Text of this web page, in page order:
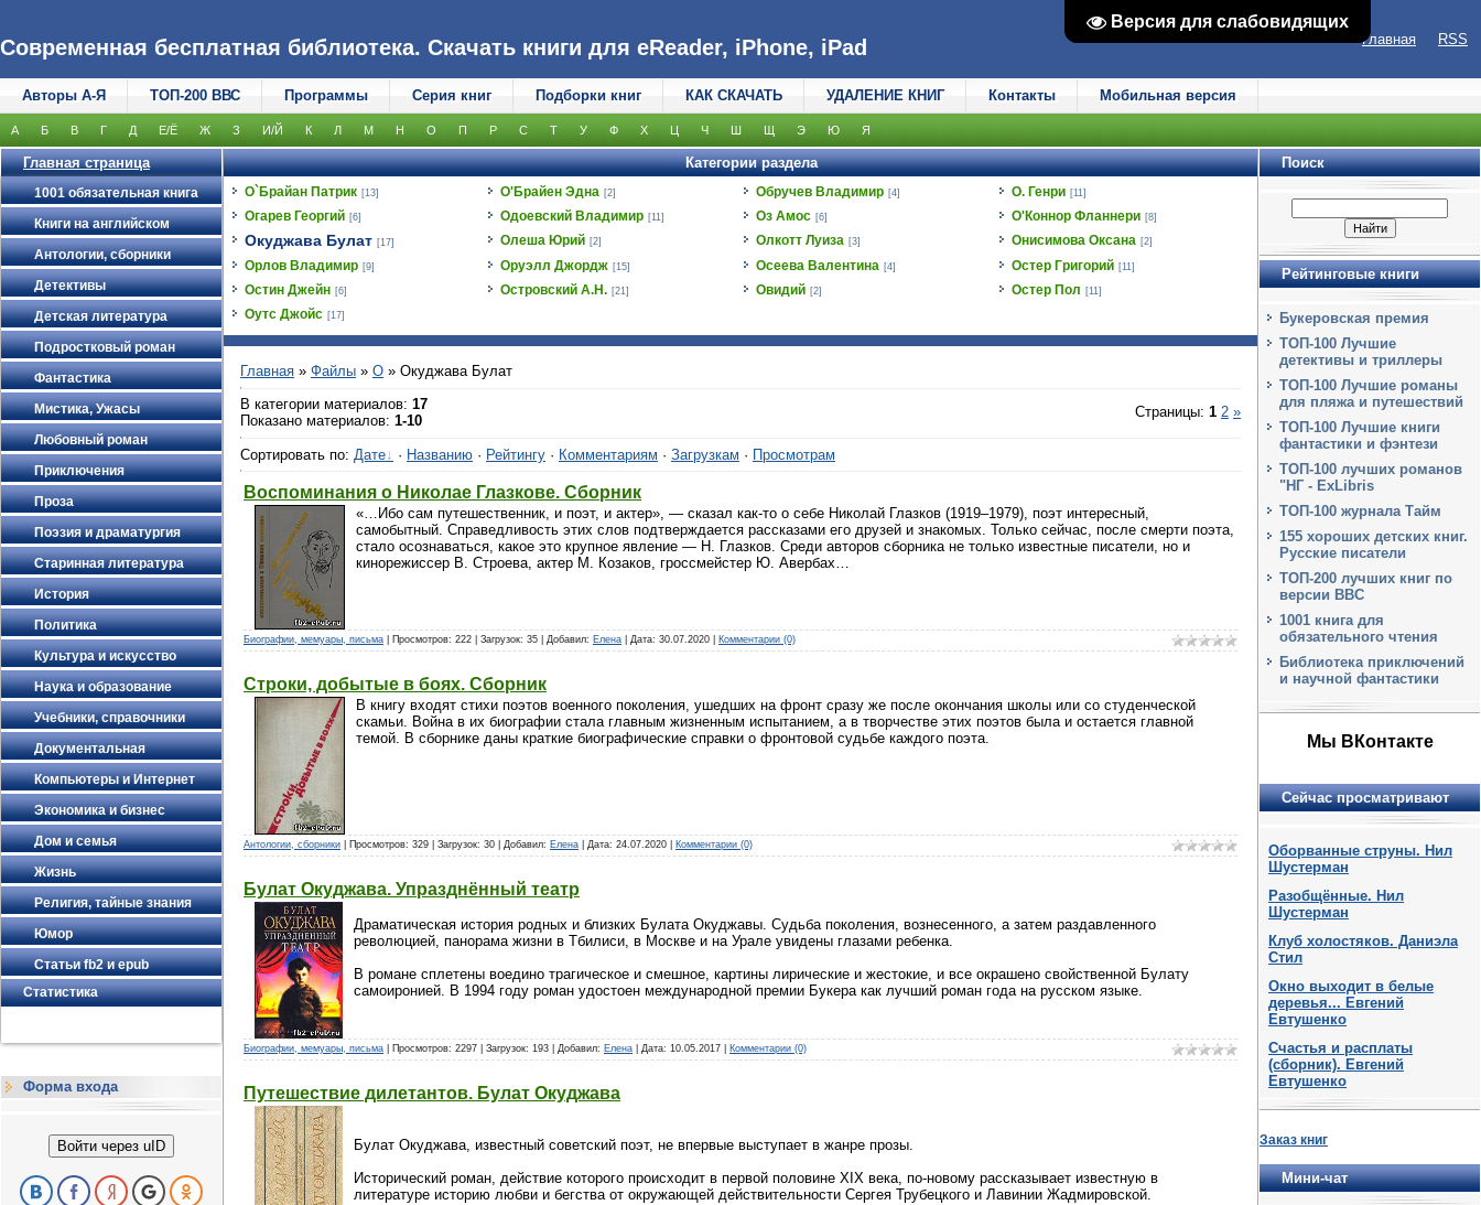
Версия для слабовидящих
Версия для слабовидящих
Современная бесплатная библиотека. Скачать книги для eReader, iPhone, iPad Главная RSS
Авторы А-Я ТОП-200 ВВС Программы Серия книг Подборки книг КАК СКАЧАТЬ УДАЛЕНИЕ КНИГ Контакты Мобильная версия
А Б В Г Д Е/Ё Ж З И/Й К Л М Н О П Р С Т У Ф Х Ц Ч Ш Щ Э Ю Я
Главная страница
1001 обязательная книга
Книги на английском
Антологии, сборники
Детективы
Детская литература
Подростковый роман
Фантастика
Мистика, Ужасы
Любовный роман
Приключения
Проза
Поэзия и драматургия
Старинная литература
История
Политика
Культура и искусство
Наука и образование
Учебники, справочники
Документальная
Компьютеры и Интернет
Экономика и бизнес
Дом и семья
Жизнь
Религия, тайные знания
Юмор
Статьи fb2 и epub
Статистика
Форма входа
Войти через uID
Категории раздела
О`Брайан Патрик [13] О'Брайен Эдна [2] Обручев Владимир [4] О. Генри [11]
Огарев Георгий [6] Одоевский Владимир [11] Оз Амос [6] О'Коннор Фланнери [8]
Окуджава Булат [17] Олеша Юрий [2] Олкотт Луиза [3] Онисимова Оксана [2]
Орлов Владимир [9] Оруэлл Джордж [15] Осеева Валентина [4] Остер Григорий [11]
Остин Джейн [6] Островский А.Н. [21] Овидий [2] Остер Пол [11]
Оутс Джойс [17]
Главная » Файлы » О » Окуджава Булат
В категории материалов: 17
Показано материалов: 1-10
Страницы: 1 2 »
Сортировать по: Дате · Названию · Рейтингу · Комментариям · Загрузкам · Просмотрам
Воспоминания о Николае Глазкове. Сборник
«…Ибо сам путешественник, и поэт, и актер», — сказал как-то о себе Николай Глазков (1919–1979), поэт интересный,
самобытный. Справедливость этих слов подтверждается рассказами его друзей и знакомых. Только сейчас, после смерти поэта,
стало осознаваться, какое это крупное явление — Н. Глазков. Среди авторов сборника не только известные писатели, но и
кинорежиссер В. Строева, актер М. Козаков, гроссмейстер Ю. Авербах…
Биографии, мемуары, письма | Просмотров: 222 | Загрузок: 35 | Добавил: Елена | Дата: 30.07.2020 Комментарии (0)
Строки, добытые в боях. Сборник
В книгу входят стихи поэтов военного поколения, ушедших на фронт сразу же после окончания школы или со студенческой
скамьи. Война в их биографии стала главным жизненным испытанием, а в творчестве этих поэтов была и остается главной
темой. В сборнике даны краткие биографические справки о фронтовой судьбе каждого поэта.
Антологии, сборники | Просмотров: 329 | Загрузок: 30 | Добавил: Елена | Дата: 24.07.2020 Комментарии (0)
Булат Окуджава. Упразднённый театр
Драматическая история родных и близких Булата Окуджавы. Судьба поколения, вознесенного, а затем раздавленного
революцией, панорама жизни в Тбилиси, в Москве и на Урале увидены глазами ребенка.
В романе сплетены воедино трагическое и смешное, картины лирические и жестокие, и все окрашено свойственной Булату
самоиронией. В 1994 году роман удостоен международной премии Букера как лучший роман года на русском языке.
Биографии, мемуары, письма | Просмотров: 2297 | Загрузок: 193 | Добавил: Елена | Дата: 10.05.2017 Комментарии (0)
Путешествие дилетантов. Булат Окуджава
Булат Окуджава, известный советский поэт, не впервые выступает в жанре прозы.
Исторический роман, действие которого происходит в первой половине XIX века, по-новому рассказывает известную в
литературе историю любви и бегства от окружающей действительности Сергея Трубецкого и Лавинии Жадмировской.
Поиск
Рейтинговые книги
Букеровская премия
ТОП-100 Лучшие
детективы и триллеры
ТОП-100 Лучшие романы
для пляжа и путешествий
ТОП-100 Лучшие книги
фантастики и фэнтези
ТОП-100 лучших романов
"НГ - ExLibris
ТОП-100 журнала Тайм
155 хороших детских книг.
Русские писатели
ТОП-200 лучших книг по
версии BBC
1001 книга для
обязательного чтения
Библиотека приключений
и научной фантастики
Мы ВКонтакте
Сейчас просматривают
Оборванные струны. Нил
Шустерман
Разобщённые. Нил
Шустерман
Клуб холостяков. Даниэла
Стил
Окно выходит в белые
деревья... Евгений
Евтушенко
Счастья и расплаты
(сборник). Евгений
Евтушенко
Заказ книг
Мини-чат